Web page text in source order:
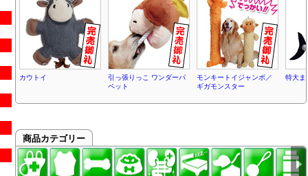
カウトイ
引っ張りっこ ワンダーパ
ペット
モンキートイジャンボ／
ギガモンスター
特大ま
商品カテゴリー